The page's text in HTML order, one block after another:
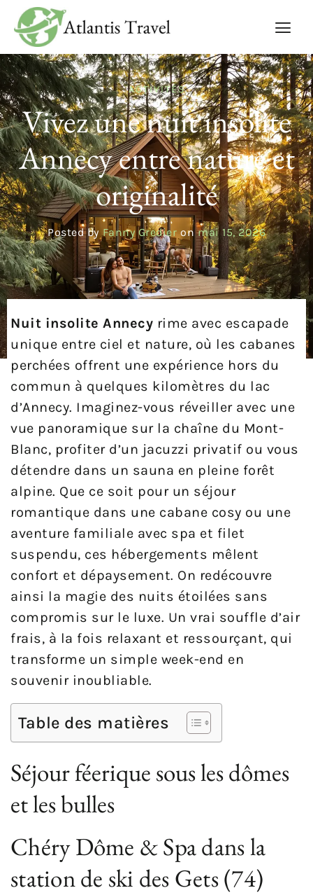
ACTIVITÉS
Vivez une nuit insolite
Annecy entre nature et
originalité
Posted by Fanny Gredier on mai 15, 2026
Nuit insolite Annecy rime avec escapade
unique entre ciel et nature, où les cabanes
perchées offrent une expérience hors du
commun à quelques kilomètres du lac
d’Annecy. Imaginez-vous réveiller avec une
vue panoramique sur la chaîne du Mont-
Blanc, profiter d’un jacuzzi privatif ou vous
détendre dans un sauna en pleine forêt
alpine. Que ce soit pour un séjour
romantique dans une cabane cosy ou une
aventure familiale avec spa et filet
suspendu, ces hébergements mêlent
confort et dépaysement. On redécouvre
ainsi la magie des nuits étoilées sans
compromis sur le luxe. Un vrai souffle d’air
frais, à la fois relaxant et ressourçant, qui
transforme un simple week-end en
souvenir inoubliable.
Table des matières
Séjour féerique sous les dômes
et les bulles
Chéry Dôme & Spa dans la
station de ski des Gets (74)